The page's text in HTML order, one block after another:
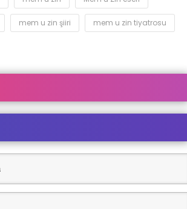
mem u zin şiiri mem u zin tiyatrosu